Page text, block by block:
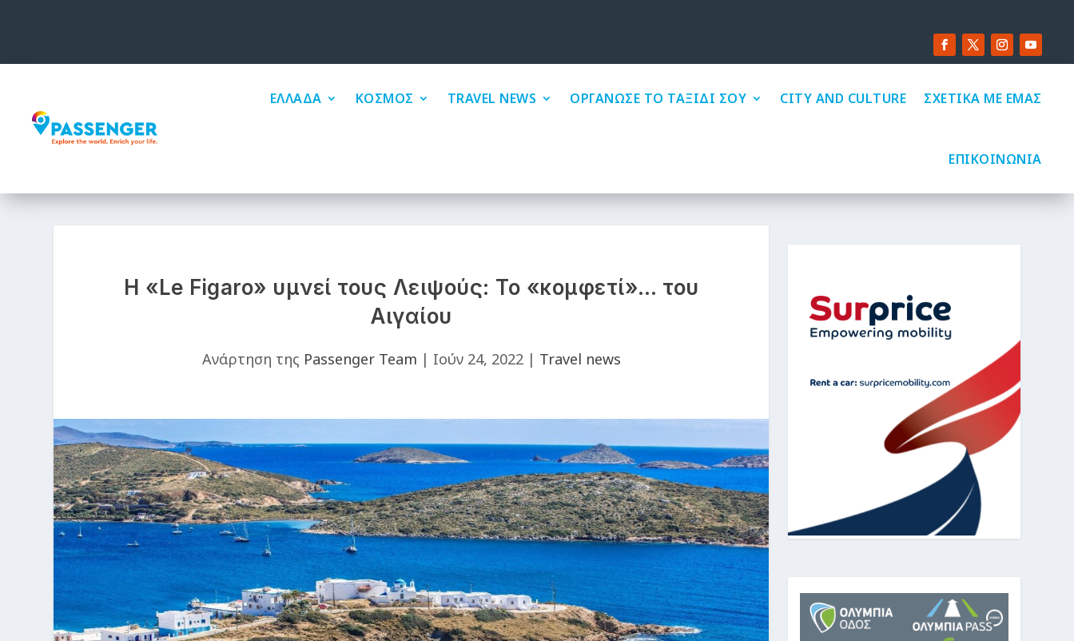
ΕΛΛΑΔΑ ΚΟΣΜΟΣ TRAVEL NEWS ΟΡΓΑΝΩΣΕ ΤΟ ΤΑΞΙΔΙ ΣΟΥ CITY AND CULTURE ΣΧΕΤΙΚΑ ΜΕ ΕΜΑΣ
ΕΠΙΚΟΙΝΩΝΙΑ
Η «Le Figaro» υμνεί τους Λειψούς: Το «κομφετί»… του
Αιγαίου
Ανάρτηση της Passenger Team | Ιούν 24, 2022| Travel news